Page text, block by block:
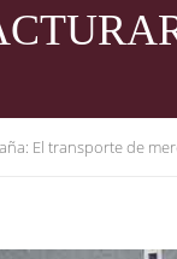
El transporte de